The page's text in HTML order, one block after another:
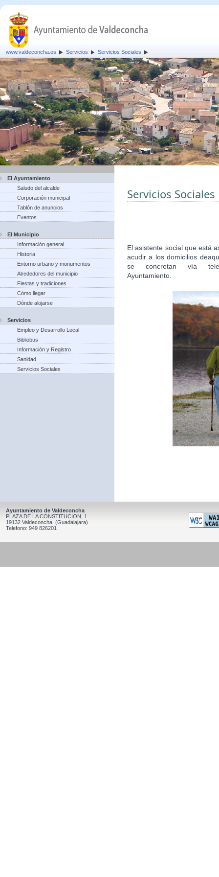
www.valdeconcha.es Servicios Servicios Sociales
El Ayuntamiento
Saludo del alcalde
Corporación municipal
Tablón de anuncios
Eventos
El Municipio
Información general
Historia
Entorno urbano y monumentos
Alrededores del municipio
Fiestas y tradiciones
Cómo llegar
Dónde alojarse
Servicios
Empleo y Desarrollo Local
Bibliobus
Información y Registro
Sanidad
Servicios Sociales
Servicios Sociales
El asistente social que está
acudir a los domicilios
se concretan vía
Ayuntamiento.
Ayuntamiento de Valdeconcha
PLAZA DE LA CONSTITUCION, 1
19132 Valdeconcha (Guadalajara)
Telefono: 949 826201